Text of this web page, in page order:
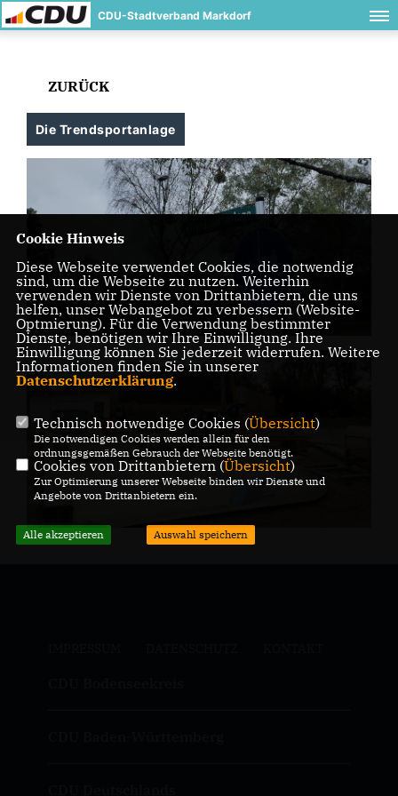
CDU-Stadtverband Markdorf
ZURÜCK
Die Trendsportanlage
Cookie Hinweis
Diese Webseite verwendet Cookies, die notwendig
sind, um die Webseite zu nutzen. Weiterhin
verwenden wir Dienste von Drittanbietern, die uns
helfen, unser Webangebot zu verbessern (Website-
Optmierung). Für die Verwendung bestimmter
Dienste, benötigen wir Ihre Einwilligung. Ihre
Einwilligung können Sie jederzeit widerrufen. Weitere
Informationen finden Sie in unserer
Datenschutzerklärung.
Technisch notwendige Cookies (Übersicht)
Die notwendigen Cookies werden allein für den
ordnungsgemäßen Gebrauch der Webseite benötigt.
Cookies von Drittanbietern (Übersicht)
Zur Optimierung unserer Webseite binden wir Dienste und
Angebote von Drittanbietern ein.
Alle akzeptieren Auswahl speichern